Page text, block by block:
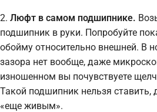
2. Люфт в самом подшипнике.
подшипник в руки. Попробуйте
обойму относительно внешней. В
зазора нет вообще, даже
изношенном вы почувствуете
Такой подшипник нельзя ставить,
«еще живым».